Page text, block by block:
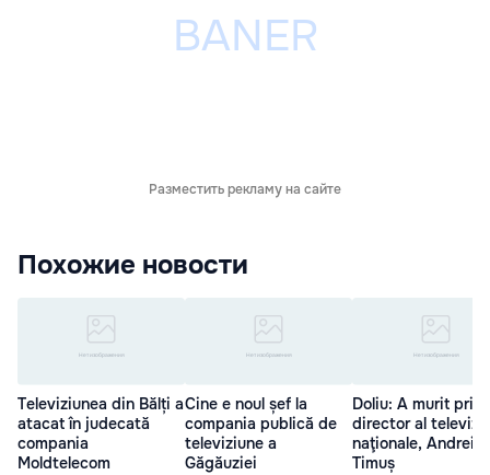
Разместить рекламу на сайте
Похожие новости
Televiziunea din Bălți a
atacat în judecată
compania
Moldtelecom
Cine e noul șef la
compania publică de
televiziune a
Găgăuziei
Doliu: A murit
director al
naţionale, Andrei
Timuș